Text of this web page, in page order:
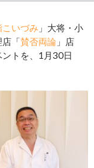
こいづみ 」大将・小
「賛否両論 」店
トを、1月30日